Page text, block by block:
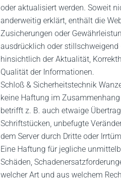
oder aktualisiert werden. Soweit
anderweitig erklärt, enthält die
Zusicherungen oder
ausdrücklich oder
hinsichtlich der Aktualität,
Qualität der Informationen.
Schloß & Sicherheitstechnik
keine Haftung im
betrifft z. B. auch etwaige
Schriftstücken, unbefugte
dem Server durch Dritte oder
Eine Haftung für jegliche
Schäden,
welcher Art und aus welchem